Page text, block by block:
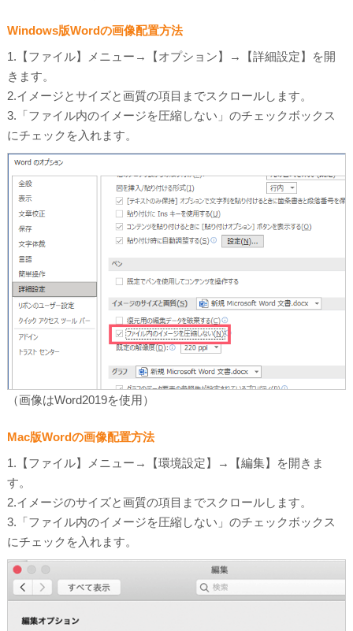
Windows版Wordの画像配置方法
1.【ファイル】メニュー→【オプション】→【詳細設定】を開
きます。
2.イメージとサイズと画質の項目までスクロールします。
3.「ファイル内のイメージを圧縮しない」のチェックボックス
にチェックを入れます。
（画像はWord2019を使用）
Mac版Wordの画像配置方法
1.【ファイル】メニュー→【環境設定】→【編集】を開きま
す。
2.イメージのサイズと画質の項目までスクロールします。
3.「ファイル内のイメージを圧縮しない」のチェックボックス
にチェックを入れます。